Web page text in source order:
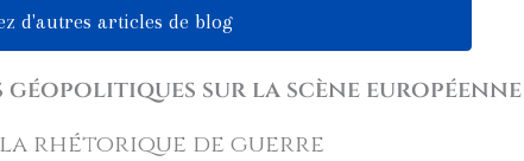
d'autres articles de blog
géopolitiques sur la scène
la rhétorique de guerre